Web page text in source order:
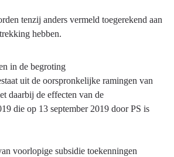
tenzij anders vermeld toegerekend aan
hebben.
in de begroting
uit de oorspronkelijke ramingen van
daarbij de effecten van de
die op 13 september 2019 door PS is
voorlopige subsidie toekenningen